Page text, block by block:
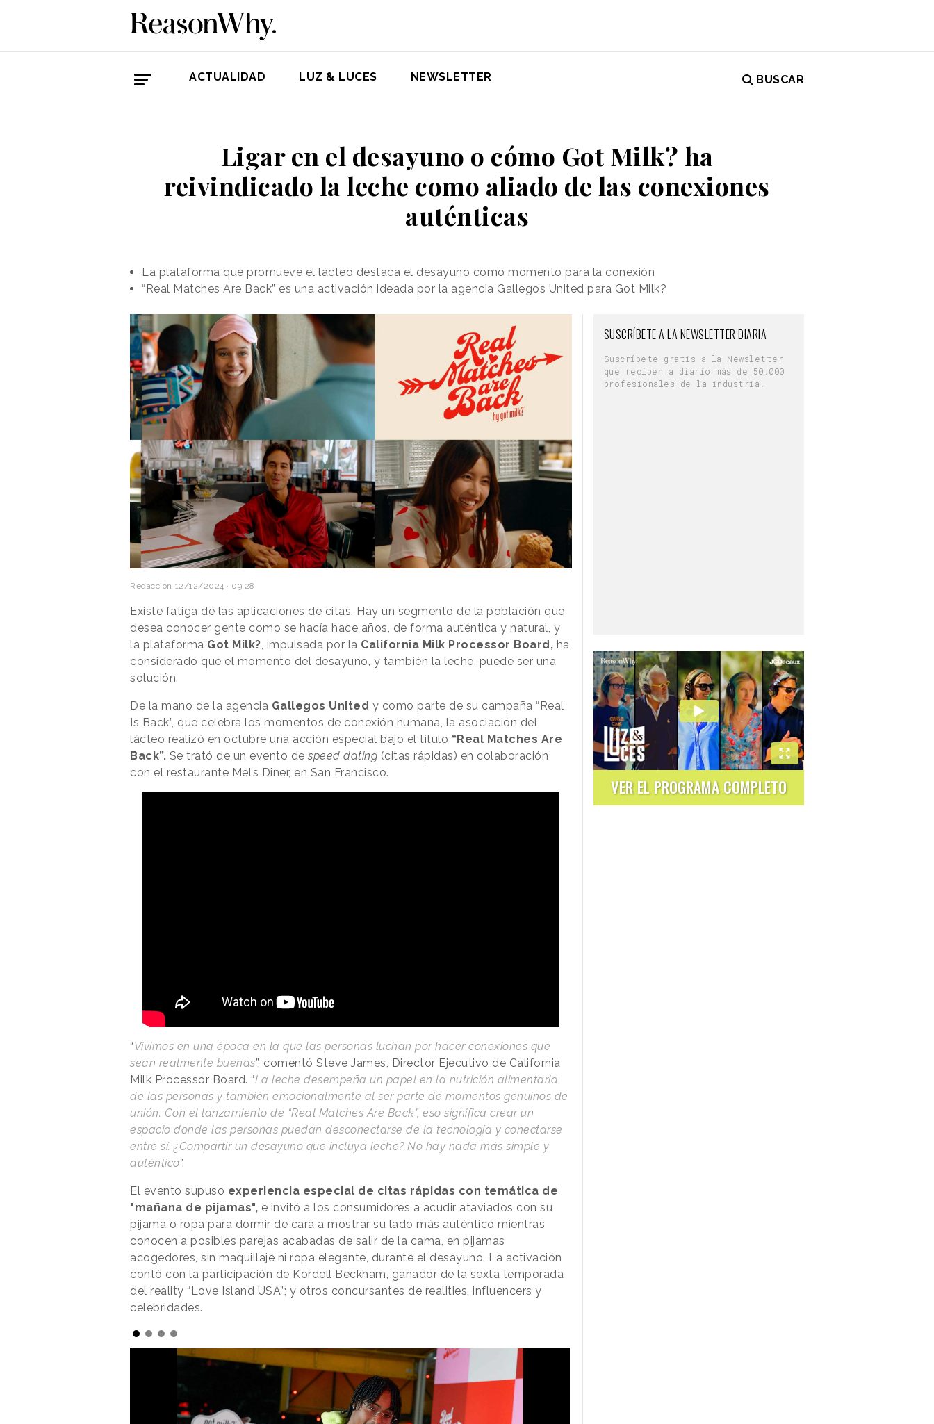
ACTUALIDAD LUZ & LUCES NEWSLETTER BUSCAR
Ligar en el desayuno o cómo Got Milk? ha
reivindicado la leche como aliado de las conexiones
auténticas
La plataforma que promueve el lácteo destaca el desayuno como momento para la conexión
“Real Matches Are Back” es una activación ideada por la agencia Gallegos United para Got Milk?
Redacción 12/12/2024 · 09:28
Existe fatiga de las aplicaciones de citas. Hay un segmento de la población que
desea conocer gente como se hacía hace años, de forma auténtica y natural, y
la plataforma Got Milk?, impulsada por la California Milk Processor Board, ha
considerado que el momento del desayuno, y también la leche, puede ser una
solución.
De la mano de la agencia Gallegos United y como parte de su campaña “Real
Is Back”, que celebra los momentos de conexión humana, la asociación del
lácteo realizó en octubre una acción especial bajo el título “Real Matches Are
Back”. Se trató de un evento de speed dating (citas rápidas) en colaboración
con el restaurante Mel’s Diner, en San Francisco.
“Vivimos en una época en la que las personas luchan por hacer conexiones que
sean realmente buenas”, comentó Steve James, Director Ejecutivo de California
Milk Processor Board. “La leche desempeña un papel en la nutrición alimentaria
de las personas y también emocionalmente al ser parte de momentos genuinos de
unión. Con el lanzamiento de “Real Matches Are Back”, eso significa crear un
espacio donde las personas puedan desconectarse de la tecnología y conectarse
entre sí. ¿Compartir un desayuno que incluya leche? No hay nada más simple y
auténtico”.
El evento supuso experiencia especial de citas rápidas con temática de
"mañana de pijamas", e invitó a los consumidores a acudir ataviados con su
pijama o ropa para dormir de cara a mostrar su lado más auténtico mientras
conocen a posibles parejas acabadas de salir de la cama, en pijamas
acogedores, sin maquillaje ni ropa elegante, durante el desayuno. La activación
contó con la participación de Kordell Beckham, ganador de la sexta temporada
del reality “Love Island USA”; y otros concursantes de realities, influencers y
celebridades.
SUSCRÍBETE A LA NEWSLETTER DIARIA
Suscríbete gratis a la Newsletter
que reciben a diario más de 50.000
profesionales de la industria.
VER EL PROGRAMA COMPLETO